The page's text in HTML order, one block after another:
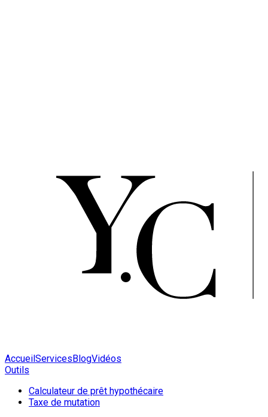
AccueilServicesBlogVidéos
Outils
Calculateur de prêt hypothécaire
Taxe de mutation